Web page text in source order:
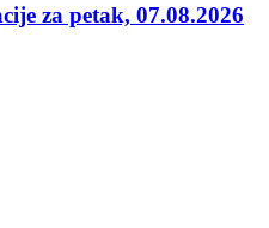
za petak, 07.08.2026